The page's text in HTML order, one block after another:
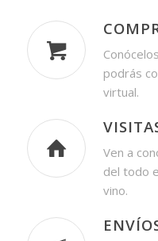
podrás
virtual.
Ven a
del todo
vino.